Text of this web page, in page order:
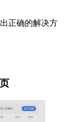
正确的解决方